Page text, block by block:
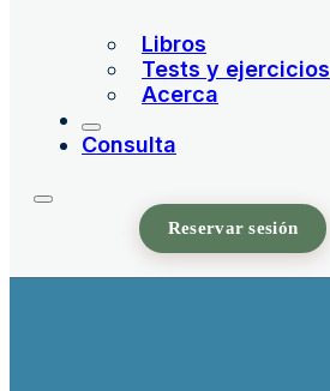
Libros
Tests y ejercicios
Acerca
Consulta
Reservar sesión